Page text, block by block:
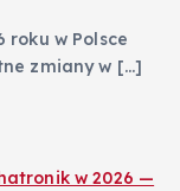
roku w Polsce
zmiany w […]
w 2026 —